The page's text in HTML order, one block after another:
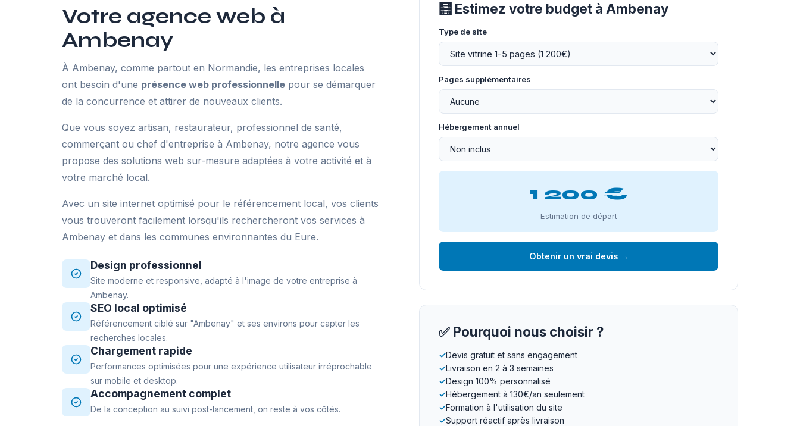
Votre agence web à
Ambenay
À Ambenay, comme partout en Normandie, les entreprises locales
ont besoin d'une présence web professionnelle pour se démarquer
de la concurrence et attirer de nouveaux clients.
Que vous soyez artisan, restaurateur, professionnel de santé,
commerçant ou chef d'entreprise à Ambenay, notre agence vous
propose des solutions web sur-mesure adaptées à votre activité et à
votre marché local.
Avec un site internet optimisé pour le référencement local, vos clients
vous trouveront facilement lorsqu'ils rechercheront vos services à
Ambenay et dans les communes environnantes du Eure.
Design professionnel
Site moderne et responsive, adapté à l'image de votre entreprise à
Ambenay.
SEO local optimisé
Référencement ciblé sur "Ambenay" et ses environs pour capter les
recherches locales.
Chargement rapide
Performances optimisées pour une expérience utilisateur irréprochable
sur mobile et desktop.
Accompagnement complet
De la conception au suivi post-lancement, on reste à vos côtés.
🧮 Estimez votre budget à Ambenay
Type de site
Pages supplémentaires
Hébergement annuel
1 200 €
Estimation de départ
Obtenir un vrai devis →
✅ Pourquoi nous choisir ?
✓Devis gratuit et sans engagement
✓Livraison en 2 à 3 semaines
✓Design 100% personnalisé
✓Hébergement à 130€/an seulement
✓Formation à l'utilisation du site
✓Support réactif après livraison